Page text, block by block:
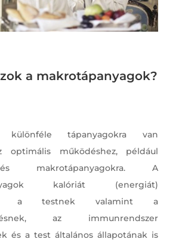
a makrotápanyagok?
különféle tápanyagokra van
optimális működéshez, például
makrotápanyagokra. A
kalóriát (energiát)
a testnek valamint a
az immunrendszer
és a test általános állapotának is